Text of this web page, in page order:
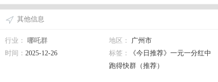
其他信息
行业： 哪吒群 地区：
广州市
时间： 2025-12-26 标签：
《今日推荐》一元一分红中
跑得快群（推荐）